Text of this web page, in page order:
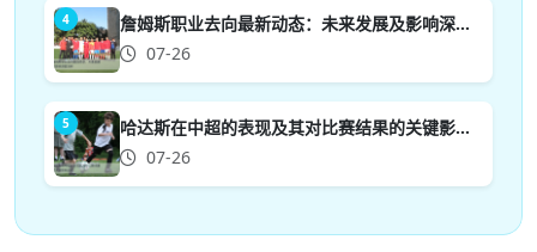
4
詹姆斯职业去向最新动态：未来发展及影响深度分析
07-26
5
哈达斯在中超的表现及其对比赛结果的关键影响分析
07-26